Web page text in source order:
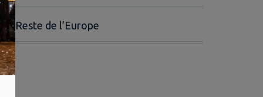
Reste de l’Europe